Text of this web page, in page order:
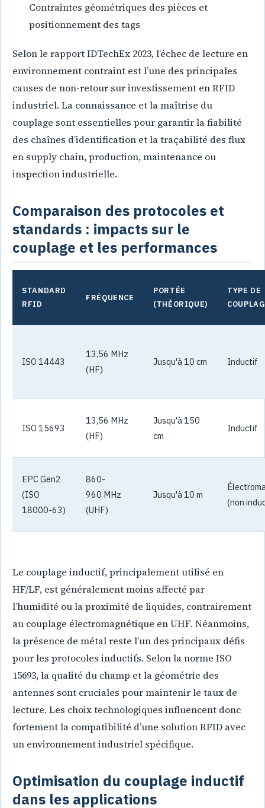
Contraintes géométriques des pièces et
positionnement des tags
Selon le rapport IDTechEx 2023, l’échec de lecture en
environnement contraint est l’une des principales
causes de non-retour sur investissement en RFID
industriel. La connaissance et la maîtrise du
couplage sont essentielles pour garantir la fiabilité
des chaînes d’identification et la traçabilité des flux
en supply chain, production, maintenance ou
inspection industrielle.
Comparaison des protocoles et
standards : impacts sur le
couplage et les performances
STANDARD
RFID
FRÉQUENCE
PORTÉE
(THÉORIQUE)
TYPE DE
ISO 14443
13,56 MHz
(HF)
Jusqu'à 10 cm Inductif
ISO 15693
13,56 MHz
(HF)
Jusqu'à 150
cm
Inductif
EPC Gen2
(ISO
18000-63)
860-
960 MHz
(UHF)
Jusqu'à 10 m
(non
Le couplage inductif, principalement utilisé en
HF/LF, est généralement moins affecté par
l’humidité ou la proximité de liquides, contrairement
au couplage électromagnétique en UHF. Néanmoins,
la présence de métal reste l’un des principaux défis
pour les protocoles inductifs. Selon la norme ISO
15693, la qualité du champ et la géométrie des
antennes sont cruciales pour maintenir le taux de
lecture. Les choix technologiques influencent donc
fortement la compatibilité d’une solution RFID avec
un environnement industriel spécifique.
Optimisation du couplage inductif
dans les applications